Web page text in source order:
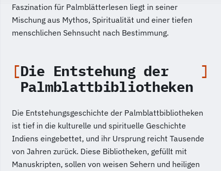
Faszination für Palmblätterlesen liegt in seiner
Mischung aus Mythos, Spiritualität und einer tiefen
menschlichen Sehnsucht nach Bestimmung.
Die Entstehung der
Palmblattbibliotheken
Die Entstehungsgeschichte der Palmblattbibliotheken
ist tief in die kulturelle und spirituelle Geschichte
Indiens eingebettet, und ihr Ursprung reicht Tausende
von Jahren zurück. Diese Bibliotheken, gefüllt mit
Manuskripten, sollen von weisen Sehern und heiligen